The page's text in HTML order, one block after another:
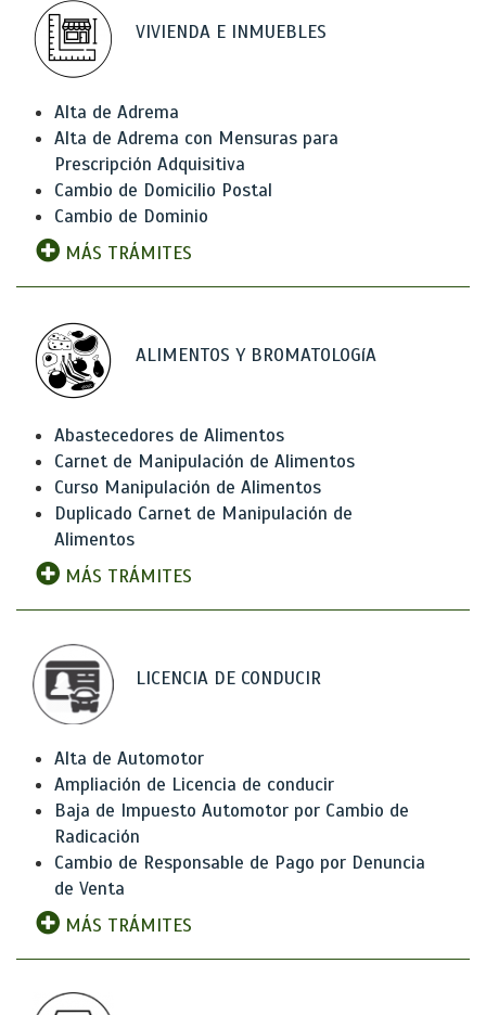
VIVIENDA E INMUEBLES
Alta de Adrema
Alta de Adrema con Mensuras para
Prescripción Adquisitiva
Cambio de Domicilio Postal
Cambio de Dominio
MÁS TRÁMITES
ALIMENTOS Y BROMATOLOGíA
Abastecedores de Alimentos
Carnet de Manipulación de Alimentos
Curso Manipulación de Alimentos
Duplicado Carnet de Manipulación de
Alimentos
MÁS TRÁMITES
LICENCIA DE CONDUCIR
Alta de Automotor
Ampliación de Licencia de conducir
Baja de Impuesto Automotor por Cambio de
Radicación
Cambio de Responsable de Pago por Denuncia
de Venta
MÁS TRÁMITES